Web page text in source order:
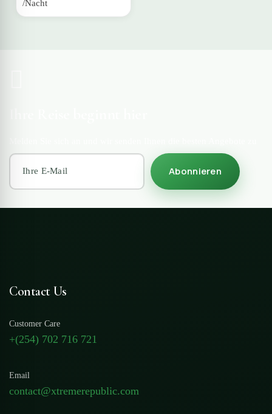
/Nacht
Abonnieren
Contact Us
Customer Care
+(254) 702 716 721
Email
contact@xtremerepublic.com